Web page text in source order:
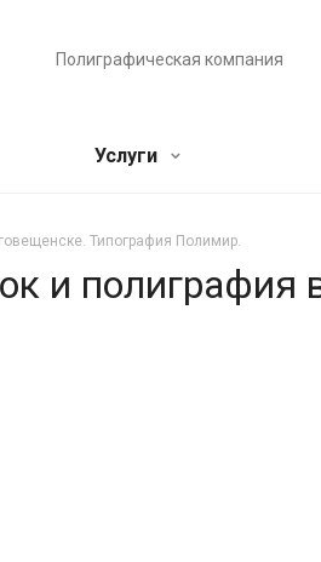
Полиграфическая компания
Услуги
Типография Полимир.
и